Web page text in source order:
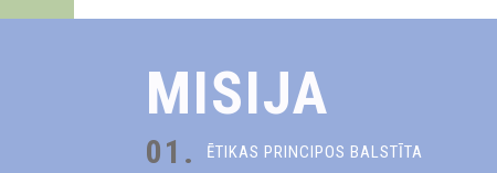
MISIJA
01.
ĒTIKAS PRINCIPOS BALSTĪTA